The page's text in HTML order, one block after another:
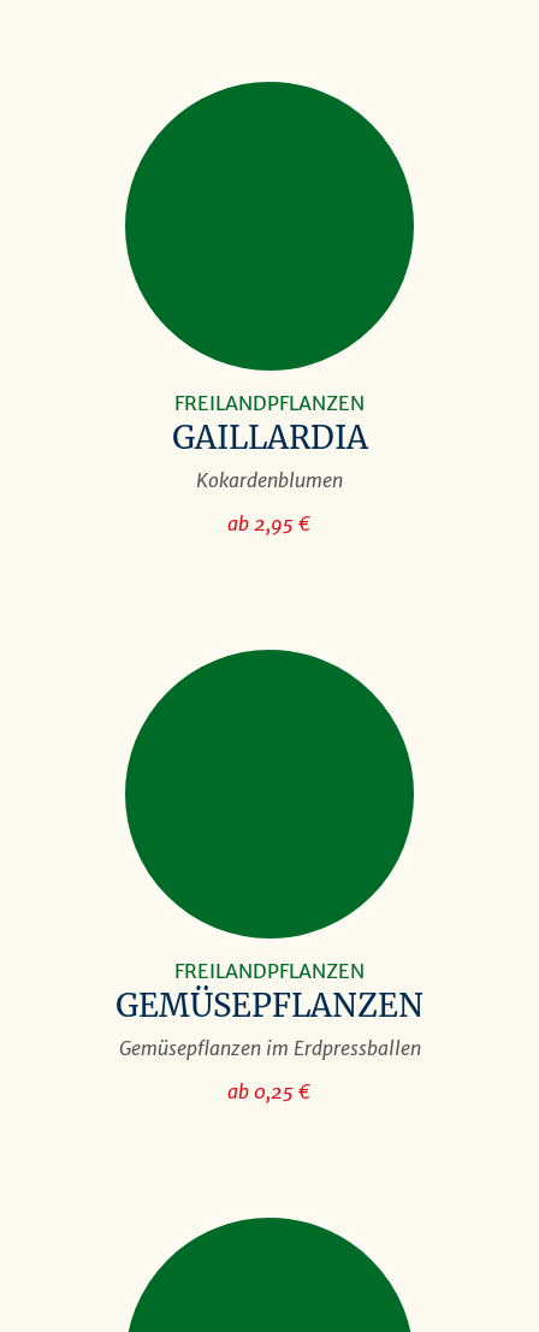
GAILLARDIA
FREILANDPFLANZEN
Kokardenblumen
ab 2,95 €
GEMÜSEPFLANZEN
FREILANDPFLANZEN
Gemüsepflanzen im Erdpressballen
ab 0,25 €